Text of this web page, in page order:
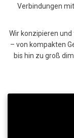
Verbindungen
Wir konzipieren
– von kompakten
bis hin zu groß